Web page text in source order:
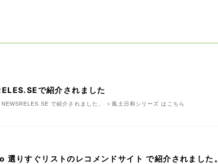
で紹介されました
で紹介されました。 ＞風土日和シリーズ はこちら
選りすぐリストのレコメンドサイト で紹介されました。